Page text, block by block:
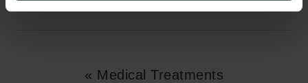
« Medical Treatments